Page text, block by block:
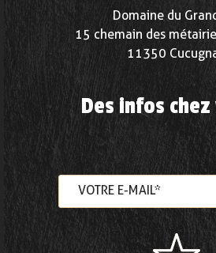
Domaine du
15 chemain des
11350
Des infos chez
VOTRE E-MAIL*